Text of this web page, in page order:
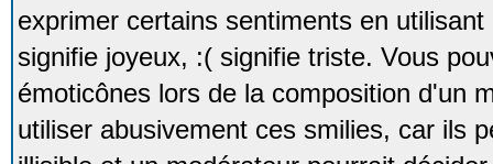
exprimer certains sentiments en
signifie joyeux, :( signifie triste. Vous
émoticônes lors de la composition d'un
utiliser abusivement ces smilies, car ils